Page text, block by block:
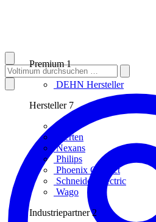
Premium 1
DEHN Hersteller
Hersteller 7
ABB
Merten
Nexans
Philips
Phoenix Contact
Schneider Electric
Wago
Industriepartner 2